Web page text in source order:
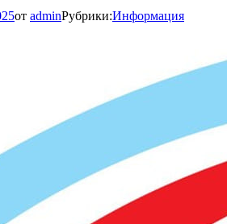
от adminРубрики:Информация